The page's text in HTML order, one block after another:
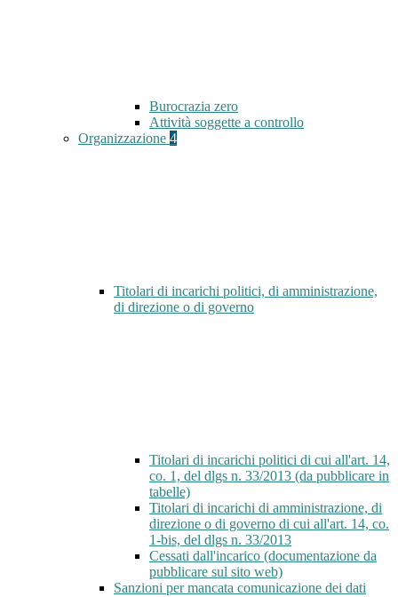
Burocrazia zero
Attività soggette a controllo
Organizzazione 4
Titolari di incarichi politici, di amministrazione,
di direzione o di governo
Titolari di incarichi politici di cui all'art. 14,
co. 1, del dlgs n. 33/2013 (da pubblicare in
tabelle)
Titolari di incarichi di amministrazione, di
direzione o di governo di cui all'art. 14, co.
1-bis, del dlgs n. 33/2013
Cessati dall'incarico (documentazione da
pubblicare sul sito web)
Sanzioni per mancata comunicazione dei dati